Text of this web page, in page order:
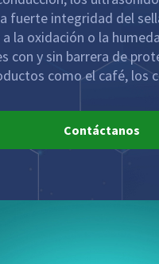
fuerte integridad del
la oxidación o la
con y sin barrera de
como el café, los
Contáctanos